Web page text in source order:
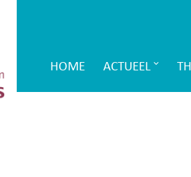
Main
HOME ACTUEEL